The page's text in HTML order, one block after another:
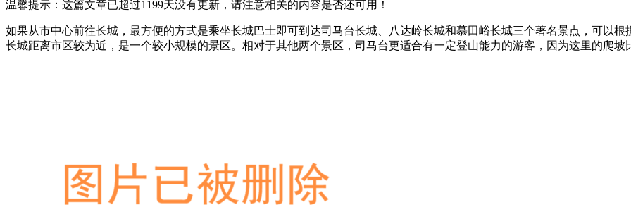
温馨提示：这篇文章已超过1199天没有更新，请注意相关的内容是否还可用！
如果从市中心前往长城，最方便的方式是乘坐长城巴士即可到达司马台长城、八达岭长城和慕田峪长城三个著名景点，可以
长城距离市区较为近，是一个较小规模的景区。相对于其他两个景区，司马台更适合有一定登山能力的游客，因为这里的爬坡